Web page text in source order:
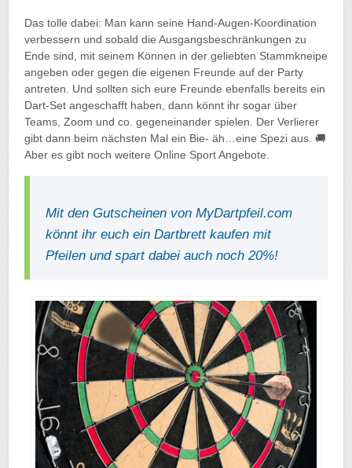
Das tolle dabei: Man kann seine Hand-Augen-Koordination
verbessern und sobald die Ausgangsbeschränkungen zu
Ende sind, mit seinem Können in der geliebten Stammkneipe
angeben oder gegen die eigenen Freunde auf der Party
antreten. Und sollten sich eure Freunde ebenfalls bereits ein
Dart-Set angeschafft haben, dann könnt ihr sogar über
Teams, Zoom und co. gegeneinander spielen. Der Verlierer
gibt dann beim nächsten Mal ein Bie- äh…eine Spezi aus. 🚚
Aber es gibt noch weitere Online Sport Angebote.
Mit den Gutscheinen von MyDartpfeil.com
könnt ihr euch ein Dartbrett kaufen mit
Pfeilen und spart dabei auch noch 20%!